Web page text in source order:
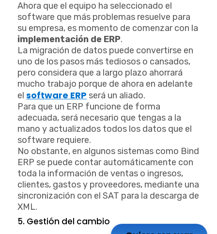
Ahora que el equipo ha seleccionado el
software que más problemas resuelve para
su empresa, es momento de comenzar con la
implementación de ERP.
La migración de datos puede convertirse en
uno de los pasos más tediosos o cansados,
pero considera que a largo plazo ahorrará
mucho trabajo porque de ahora en adelante
el software ERP será un aliado.
Para que un ERP funcione de forma
adecuada, será necesario que tengas a la
mano y actualizados todos los datos que el
software requiere.
No obstante, en algunos sistemas como Bind
ERP se puede contar automáticamente con
toda la información de ventas o ingresos,
clientes, gastos y proveedores, mediante una
sincronización con el SAT para la descarga de
XML.
5. Gestión del cambio